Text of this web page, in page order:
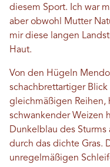
diesem Sport. Ich war
aber obwohl Mutter
mir diese langen
Haut.
Von den Hügeln
schachbrettartiger Blick
gleichmäßigen Reihen,
schwankender Weizen
Dunkelblau des
durch das dichte Gras.
unregelmäßigen